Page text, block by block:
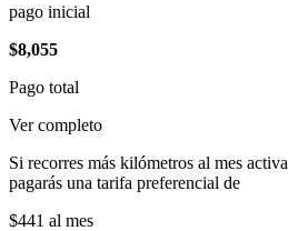
pago inicial
$8,055
Pago total
Ver completo
Si recorres más kilómetros al mes
pagarás una tarifa preferencial de
$441 al mes